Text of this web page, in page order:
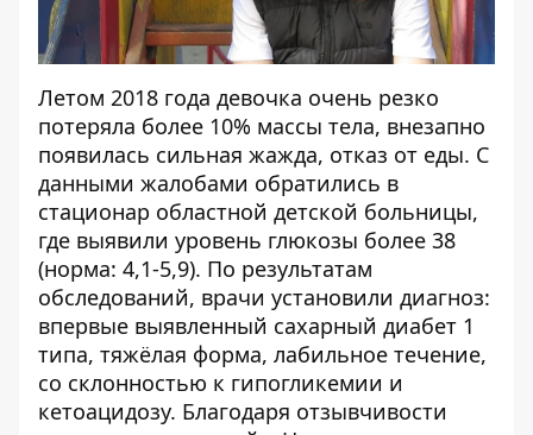
Летом 2018 года девочка очень резко
потеряла более 10% массы тела, внезапно
появилась сильная жажда, отказ от еды. С
данными жалобами обратились в
стационар областной детской больницы,
где выявили уровень глюкозы более 38
(норма: 4,1-5,9). По результатам
обследований, врачи установили диагноз:
впервые выявленный сахарный диабет 1
типа, тяжёлая форма, лабильное течение,
со склонностью к гипогликемии и
кетоацидозу. Благодаря отзывчивости